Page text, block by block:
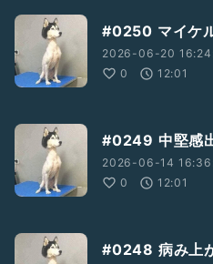
#0250 マイケ
2026-06-20
0
12:01
#0249 中堅感
2026-06-14
0
12:01
#0248 病み上